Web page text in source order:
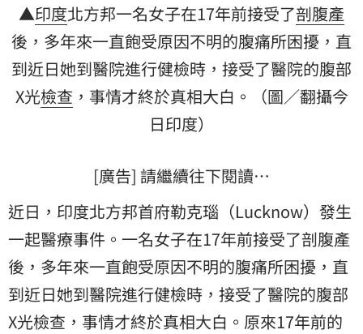
▲印度北方邦一名女子在17年前接受了剖腹產
後，多年來一直飽受原因不明的腹痛所困擾，直
到近日她到醫院進行健檢時，接受了醫院的腹部
X光檢查 ，事情才終於真相大白。（圖／翻攝今
日印度）
[廣告] 請繼續往下閱讀…
近日，印度北方邦首府勒克瑙（Lucknow）發生
一起醫療事件。一名女子在17年前接受了剖腹產
後，多年來一直飽受原因不明的腹痛所困擾，直
到近日她到醫院進行健檢時，接受了醫院的腹部
X光檢查，事情才終於真相大白。原來17年前的